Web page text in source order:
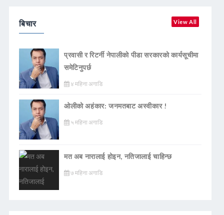
बिचार View All
प्रवासी र रिटर्नी नेपालीको पीडा सरकारको कार्यसूचीमा
समेटिनुपर्छ
४ महिना अगाडि
ओलीको अहंकार: जनमतबाट अस्वीकार !
५ महिना अगाडि
मत अब नारालाई होइन, नतिजालाई चाहिन्छ
७ महिना अगाडि